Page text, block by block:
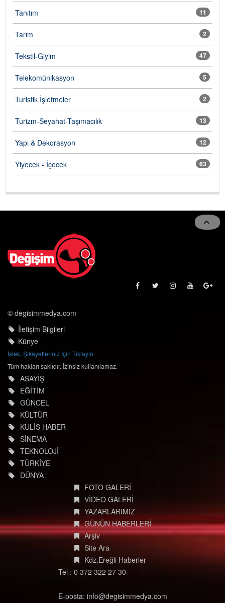
Tanıtım 11
Tarım 2
Tekstil-Giyim 47
Telekomünikasyon 5
Turistik İşletmeler 2
Turizm-Seyahat-Taşımacılık 13
Yapı & Dekorasyon 12
Yiyecek - İçecek 63
© degisimmedya.com
İletişim Bilgileri
Künye
İstek, Şikayetleriniz İçin Tıklayın
Tüm hakları saklıdır. İzinsiz kullanılamaz.
ASAYİŞ
EĞİTİM
GÜNCEL
KÜLTÜR
KULİS HABER
SİNEMA
TEKNOLOJİ
TÜRKİYE
DÜNYA
FOTO GALERİ
VİDEO GALERİ
YAZARLARIMIZ
GÜNÜN HABERLERİ
Arşiv
Site Ara
Kdz.Ereğli Haberler
Tel : 0 372 322 27 30
E-posta: info@degisimmedya.com